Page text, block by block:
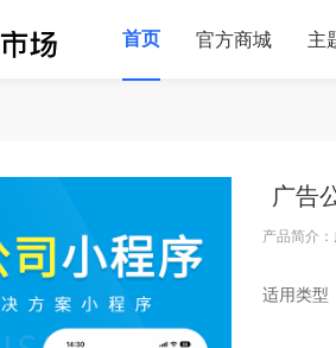
首页 官方商城 主
广告
产品简介
适用类型